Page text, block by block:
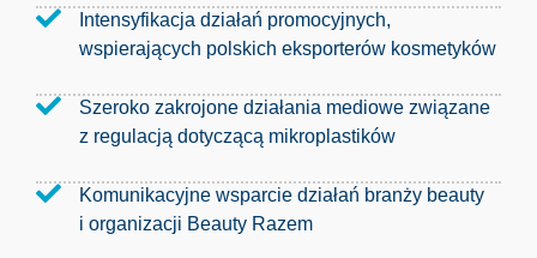
Intensyfikacja działań promocyjnych,
wspierających polskich eksporterów kosmetyków
Szeroko zakrojone działania mediowe związane
z regulacją dotyczącą mikroplastików
Komunikacyjne wsparcie działań branży beauty
i organizacji Beauty Razem